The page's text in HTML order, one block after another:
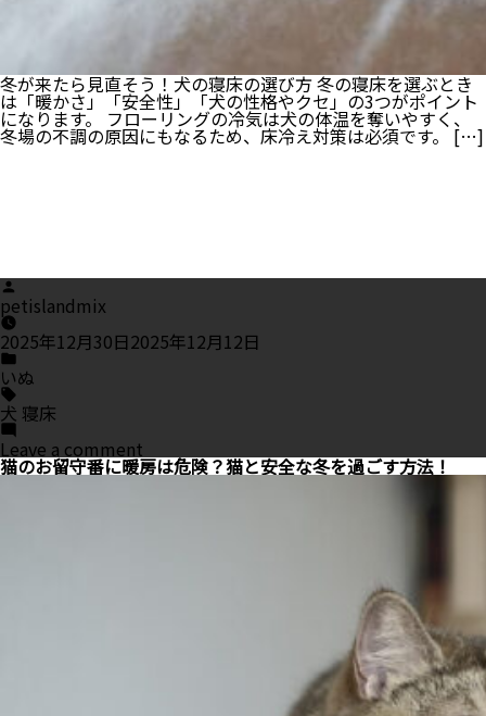
冬が来たら見直そう！犬の寝床の選び方 冬の寝床を選ぶとき
は「暖かさ」「安全性」「犬の性格やクセ」の3つがポイント
になります。 フローリングの冷気は犬の体温を奪いやすく、
冬場の不調の原因にもなるため、床冷え対策は必須です。 […]
Posted
by
petislandmix
2025年12月30日2025年12月12日
Posted
in
いぬ
Tags:
犬 寝床
Leave a comment
寒
い
猫のお留守番に暖房は危険？猫と安全な冬を過ごす方法！